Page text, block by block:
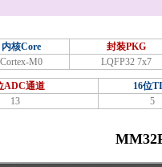
内核Core
封装PKG
Cortex-M0 LQFP32 7x7
ADC通道
16位
13 5